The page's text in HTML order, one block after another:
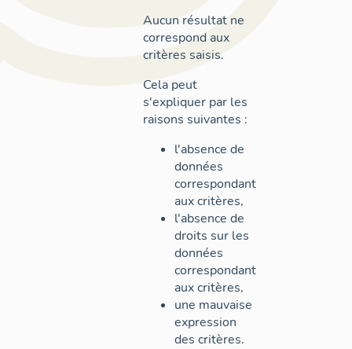
Aucun résultat ne
correspond aux
critères saisis.
Cela peut
s'expliquer par les
raisons suivantes :
l'absence de
données
correspondant
aux critères,
l'absence de
droits sur les
données
correspondant
aux critères,
une mauvaise
expression
des critères.